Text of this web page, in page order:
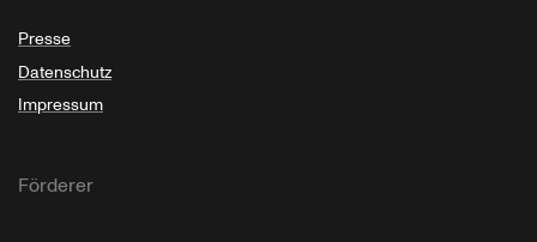
Presse
Datenschutz
Impressum
Förderer